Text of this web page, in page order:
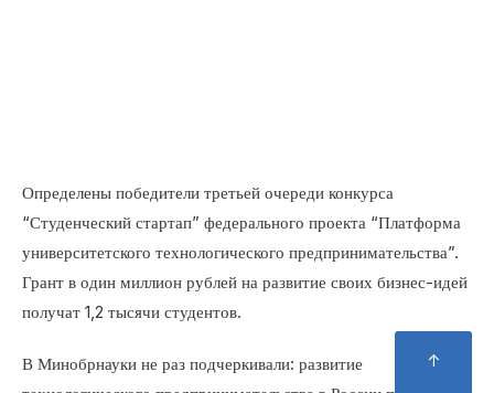
Определены победители третьей очереди конкурса
“Студенческий стартап” федерального проекта
“Платформа университетского технологического
предпринимательства”. Грант в один миллион рублей
на развитие своих бизнес-идей получат 1,2 тысячи
↑